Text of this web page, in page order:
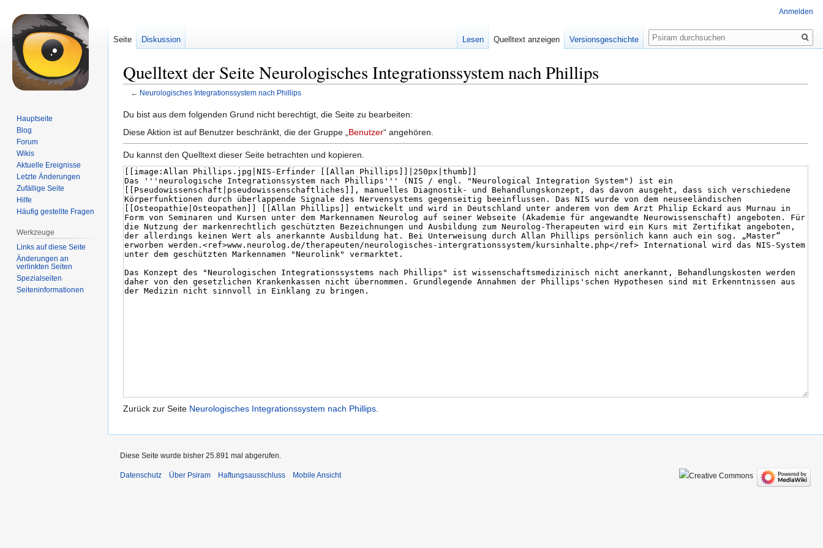
Quelltext der Seite Neurologisches Integrationssystem nach Phillips
← Neurologisches Integrationssystem nach Phillips
Zur
Navigation
Zur
Suche
Du bist aus dem folgenden Grund nicht berechtigt, die Seite zu bearbeiten:
Diese Aktion ist auf Benutzer beschränkt, die der Gruppe „ Benutzer“ angehören.
Du kannst den Quelltext dieser Seite betrachten und kopieren.
Zurück zur Seite Neurologisches Integrationssystem nach Phillips.
Anmelden
Seite Diskussion Lesen Quelltext anzeigen Versionsgeschichte
Suche
Hauptseite
Blog
Forum
Wikis
Aktuelle Ereignisse
Letzte Änderungen
Zufällige Seite
Hilfe
Häufig gestellte Fragen
Werkzeuge
Links auf diese Seite
Änderungen an
verlinkten Seiten
Spezialseiten
Seiten­informationen
Diese Seite wurde bisher 25.891 mal abgerufen.
Datenschutz Über Psiram Haftungsausschluss Mobile Ansicht